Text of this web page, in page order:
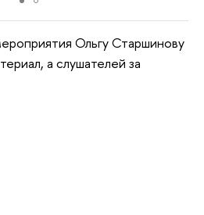
Ольгу Старшинову
а слушателей за